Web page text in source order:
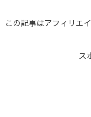
この記事はアフィリエ
ス